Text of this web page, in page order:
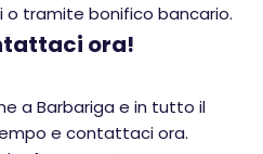
tramite bonifico bancario.
ora!
a Barbariga e in tutto il
e contattaci ora.